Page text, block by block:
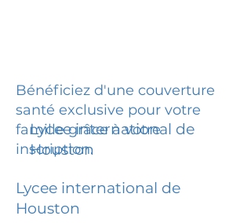
Bénéficiez d'une couverture
santé exclusive pour votre
famille grâce à votre
inscription.
Lycee international de
Houston
Lycee international de
Houston